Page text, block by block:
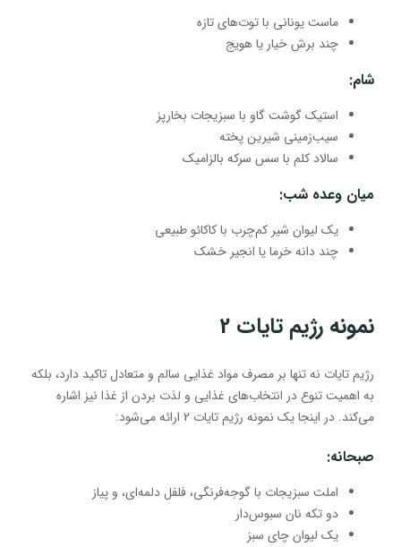
ماست یونانی با توت‌های تازه
چند برش خیار یا هویج
شام:
استیک گوشت گاو با سبزیجات بخارپز
سیب‌زمینی شیرین پخته
سالاد کلم با سس سرکه بالزامیک
میان وعده شب:
یک لیوان شیر کم‌چرب با کاکائو طبیعی
چند دانه خرما یا انجیر خشک
نمونه رژیم تایات 2
رژیم تایات نه تنها بر مصرف مواد غذایی سالم و متعادل تاکید دارد، بلکه
به اهمیت تنوع در انتخاب‌های غذایی و لذت بردن از غذا نیز اشاره
می‌کند. در اینجا یک نمونه رژیم تایات 2 ارائه می‌شود:
صبحانه:
املت سبزیجات با گوجه‌فرنگی، فلفل دلمه‌ای، و پیاز
دو تکه نان سبوس‌دار
یک لیوان چای سبز